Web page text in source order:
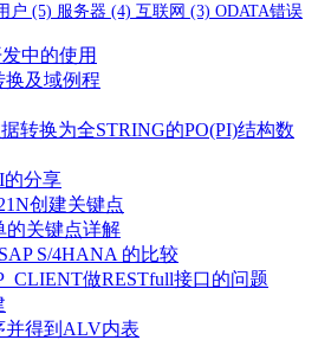
户 (5) 服务器 (4) 互联网 (3) ODATA错误
中的使用
换及域例程
转换为全STRING的PO(PI)结构数
的分享
创建关键点
的关键点详解
S/4HANA 的比较
做RESTfull接口的问题
并得到ALV内表